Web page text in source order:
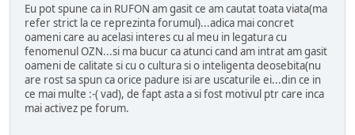
Eu pot spune ca in RUFON am gasit ce am cautat toata viata(ma
refer strict la ce reprezinta forumul)...adica mai concret
oameni care au acelasi interes cu al meu in legatura cu
fenomenul OZN...si ma bucur ca atunci cand am intrat am gasit
oameni de calitate si cu o cultura si o inteligenta deosebita(nu
are rost sa spun ca orice padure isi are uscaturile ei...din ce in
ce mai multe :-( vad), de fapt asta a si fost motivul ptr care inca
mai activez pe forum.